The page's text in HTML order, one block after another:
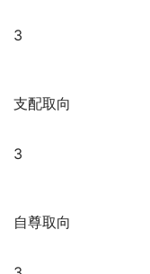
3
支配取向
3
自尊取向